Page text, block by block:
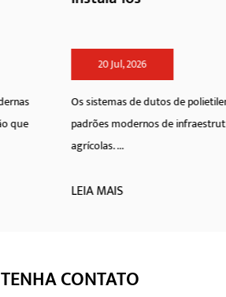
polietileno de alta densidade redefiniram os
em redes municipais, industriais e
CONTATO